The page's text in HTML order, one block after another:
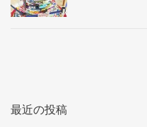
最近の投稿